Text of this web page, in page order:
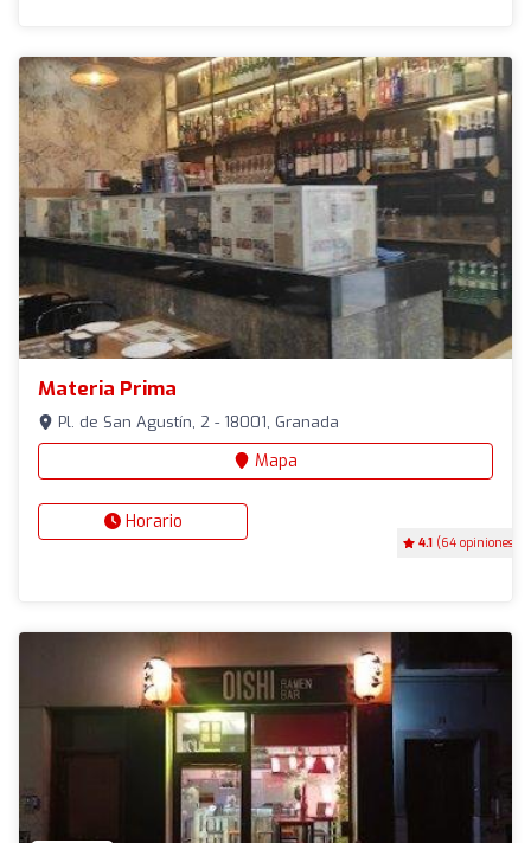
Materia Prima
4.1 (64 opiniones)
Pl. de San Agustín, 2 - 18001, Granada
Mapa
Horario